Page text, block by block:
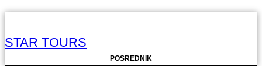
STAR TOURS
POSREDNIK